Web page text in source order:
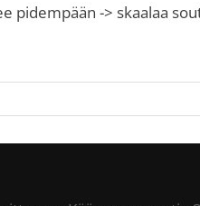
pidempään -> skaalaa